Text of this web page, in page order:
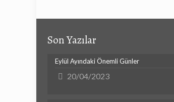
Son Yazılar
Eylül Ayındaki Önemli Günler
20/04/2023